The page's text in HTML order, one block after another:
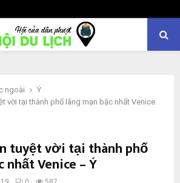
ngoài
Ý
vời tại thành phố lãng mạn bậc nhất Venice
tuyệt vời tại thành phố
nhất Venice – Ý